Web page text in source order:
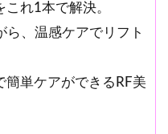
れ1本で解決。
ら、温感ケアでリフト
単ケアができるRF美